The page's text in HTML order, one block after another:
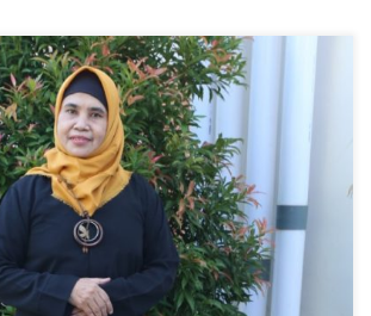
roojiun, telah berpulang ke rahmatulloh,
Ibu Dra. Kristinah (Guru PPKn) Hari Jumat 14